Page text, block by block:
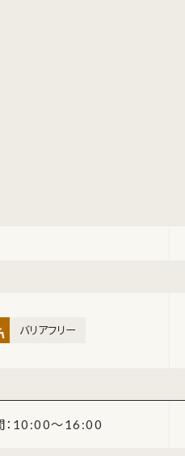
バリアフリー
10:00～16:00